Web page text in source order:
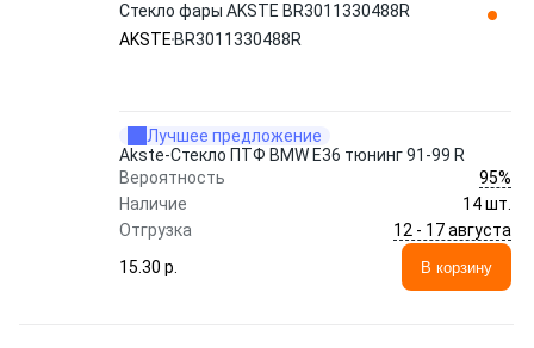
Стекло фары AKSTE BR3011330488R
AKSTE BR3011330488R
Лучшее предложение
Akste-Стекло ПТФ BMW E36 тюнинг 91-99 R
Вероятность
95%
Наличие
14 шт.
Отгрузка
12 - 17 августа
15.30 p.
В корзину